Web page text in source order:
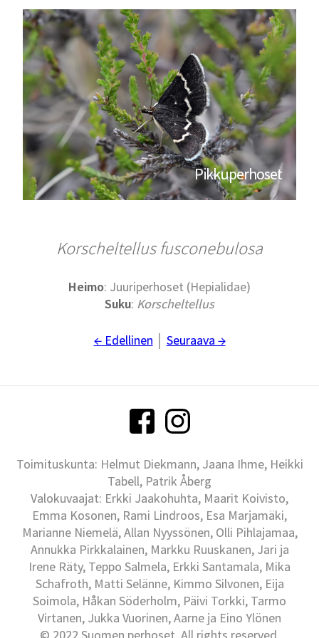
Pikkuperhoset
Korscheltellus fusconebulosa
Heimo: Juuriperhoset (Hepialidae)
Suku: Korscheltellus
← Edellinen Seuraava →
Toimituskunta: Helmut Diekmann, Jaana Ihme, Heikki
Tabell, Patrik Åberg
Valokuvaajat: Erkki Jaakohuhta, Maarit Koivisto,
Emma Kosonen, Rami Lindroos, Esa Marjamäki,
Marianne Niemelä, Allan Nyyssönen, Olli Pihlajamaa,
Annukka Pirkkalainen, Markku Ruuskanen, Jari ja
Irene Räty, Teppo Salmela, Erkki Santamala, Mika
Schafroth, Matti Selänne, Kimmo Silvonen, Eija
Soimola, Håkan Söderholm, Päivi Torkki, Tarmo
Virtanen, Jukka Vuorinen, Aarne ja Eino Ylönen